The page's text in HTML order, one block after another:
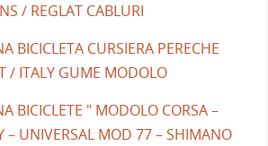
/ REGLAT CABLURI
BICICLETA CURSIERA PERECHE
/ ITALY GUME MODOLO
BICICLETE " MODOLO CORSA –
– UNIVERSAL MOD 77 – SHIMANO